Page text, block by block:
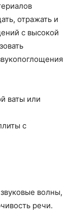
отражать и
с высокой
ваты или
с
волны,
речи.